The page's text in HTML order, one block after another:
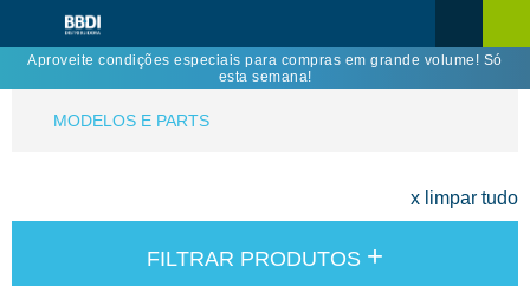
Aproveite condições especiais para compras em grande volume! Só
esta semana!
MODELOS E PARTS
x limpar tudo
FILTRAR PRODUTOS +